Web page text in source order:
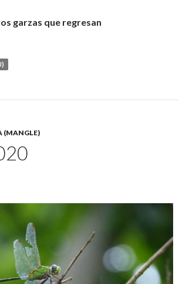
garzas que regresan
(MANGLE)